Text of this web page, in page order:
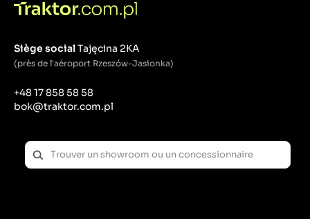
Siège socialTajęcina 2KA
(près de l'aéroport Rzeszów-Jasionka)
+48 17 858 58 58
bok@traktor.com.pl